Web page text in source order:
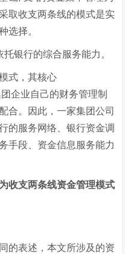
取收支两条线的模式是实
选择。
银行的综合服务能力。
式，其核心
团企业自己的财务管理制
合。因此，一家集团公司
的服务网络、银行资金调
手段、资金信息服务能力
支两条线资金管理模式
表述，本文所涉及的资